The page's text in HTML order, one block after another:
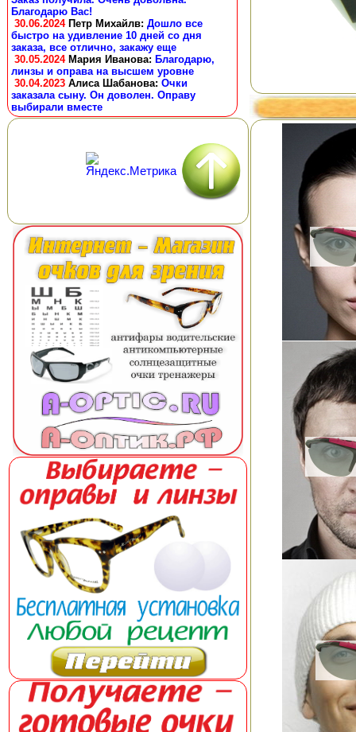
Благодарю Вас!
30.06.2024 Петр Михайлв: Дошло все
быстро на удивление 10 дней со дня
заказа, все отлично, закажу еще
30.05.2024 Мария Иванова: Благодарю,
линзы и оправа на высшем уровне
30.04.2023 Алиса Шабанова: Очки
заказала сыну. Он доволен. Оправу
выбирали вместе